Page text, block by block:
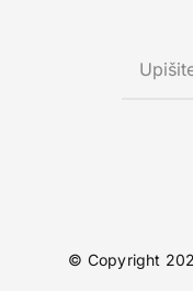
© Copyright